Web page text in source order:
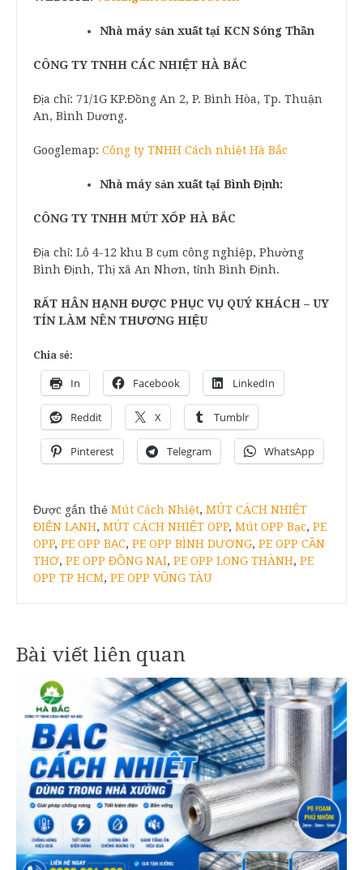
Nhà máy sản xuất tại KCN Sóng Thần
CÔNG TY TNHH CÁC NHIỆT HÀ BẮC
Địa chỉ: 71/1G KP.Đồng An 2, P. Bình Hòa, Tp. Thuận
An, Bình Dương.
Googlemap: Công ty TNHH Cách nhiệt Hà Bắc
Nhà máy sản xuất tại Bình Định:
CÔNG TY TNHH MÚT XỐP HÀ BẮC
Địa chỉ: Lô 4-12 khu B cụm công nghiệp, Phường
Bình Định, Thị xã An Nhơn, tỉnh Bình Định.
RẤT HÂN HẠNH ĐƯỢC PHỤC VỤ QUÝ KHÁCH – UY
TÍN LÀM NÊN THƯƠNG HIỆU
Chia sẻ:
In Facebook LinkedIn
Reddit X Tumblr
Pinterest Telegram WhatsApp
Được gắn thẻ Mút Cách Nhiệt, MÚT CÁCH NHIỆT
ĐIỆN LẠNH, MÚT CÁCH NHIỆT OPP, Mút OPP Bạc, PE
OPP, PE OPP BẠC, PE OPP BÌNH DƯƠNG, PE OPP CẦN
THƠ, PE OPP ĐỒNG NAI, PE OPP LONG THÀNH, PE
OPP TP HCM, PE OPP VŨNG TÀU
Bài viết liên quan